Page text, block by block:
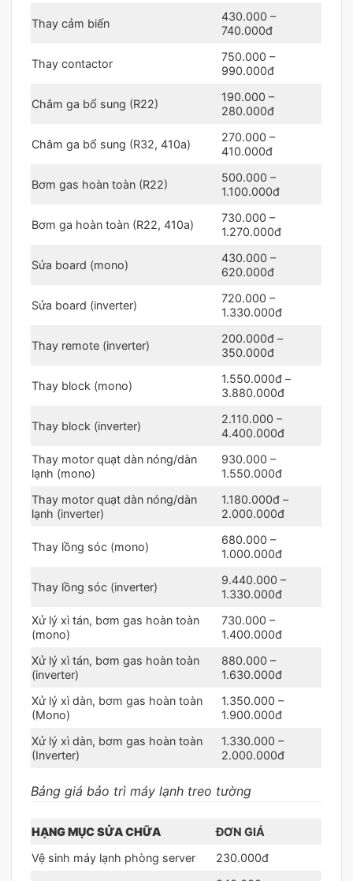
Thay cảm biến
430.000 –
740.000đ
Thay contactor
750.000 –
990.000đ
Châm ga bổ sung (R22)
190.000 –
280.000đ
Châm ga bổ sung (R32, 410a)
270.000 –
410.000đ
Bơm gas hoàn toàn (R22)
500.000 –
1.100.000đ
Bơm ga hoàn toàn (R22, 410a)
730.000 –
1.270.000đ
Sửa board (mono)
430.000 –
620.000đ
Sửa board (inverter)
720.000 –
1.330.000đ
Thay remote (inverter)
200.000đ –
350.000đ
Thay block (mono)
1.550.000đ –
3.880.000đ
Thay block (inverter)
2.110.000 –
4.400.000đ
Thay motor quạt dàn nóng/dàn
lạnh (mono)
930.000 –
1.550.000đ
Thay motor quạt dàn nóng/dàn
lạnh (inverter)
1.180.000đ –
2.000.000đ
Thay lồng sóc (mono)
680.000 –
1.000.000đ
Thay lồng sóc (inverter)
9.440.000 –
1.330.000đ
Xử lý xì tán, bơm gas hoàn toàn
(mono)
730.000 –
1.400.000đ
Xử lý xì tán, bơm gas hoàn toàn
(inverter)
880.000 –
1.630.000đ
Xử lý xì dàn, bơm gas hoàn toàn
(Mono)
1.350.000 –
1.900.000đ
Xử lý xì dàn, bơm gas hoàn toàn
(Inverter)
1.330.000 –
2.000.000đ
Bảng giá bảo trì máy lạnh treo tường
HẠNG MỤC SỬA CHỮA
ĐƠN GIÁ
Vệ sinh máy lạnh phòng server
230.000đ